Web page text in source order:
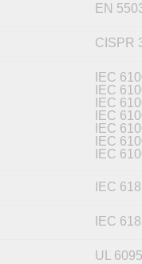
EN
CISPR
IEC
IEC
IEC
IEC
IEC
IEC
IEC
IEC
IEC
UL